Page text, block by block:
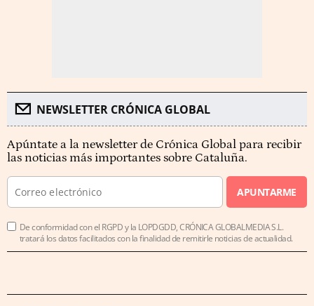
NEWSLETTER CRÓNICA GLOBAL
Apúntate a la newsletter de Crónica Global para recibir
las noticias más importantes sobre Cataluña.
APUNTARME
De conformidad con el RGPD y la LOPDGDD, CRÓNICA GLOBALMEDIA S.L.
tratará los datos facilitados con la finalidad de remitirle noticias de actualidad.